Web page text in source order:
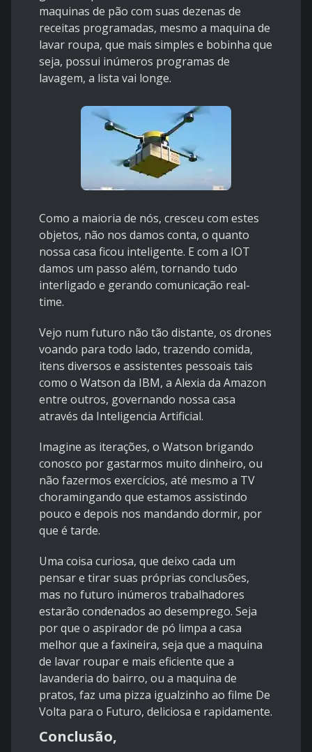
maquinas de pão com suas dezenas de
receitas programadas, mesmo a maquina de
lavar roupa, que mais simples e bobinha que
seja, possui inúmeros programas de
lavagem, a lista vai longe.
Como a maioria de nós, cresceu com estes
objetos, não nos damos conta, o quanto
nossa casa ficou inteligente. E com a IOT
damos um passo além, tornando tudo
interligado e gerando comunicação real-
time.
Vejo num futuro não tão distante, os drones
voando para todo lado, trazendo comida,
itens diversos e assistentes pessoais tais
como o Watson da IBM, a Alexia da Amazon
entre outros, governando nossa casa
através da Inteligencia Artificial.
Imagine as iterações, o Watson brigando
conosco por gastarmos muito dinheiro, ou
não fazermos exercícios, até mesmo a TV
choramingando que estamos assistindo
pouco e depois nos mandando dormir, por
que é tarde.
Uma coisa curiosa, que deixo cada um
pensar e tirar suas próprias conclusões,
mas no futuro inúmeros trabalhadores
estarão condenados ao desemprego. Seja
por que o aspirador de pó limpa a casa
melhor que a faxineira, seja que a maquina
de lavar roupar e mais eficiente que a
lavanderia do bairro, ou a maquina de
pratos, faz uma pizza igualzinho ao filme De
Volta para o Futuro, deliciosa e rapidamente.
Conclusão,